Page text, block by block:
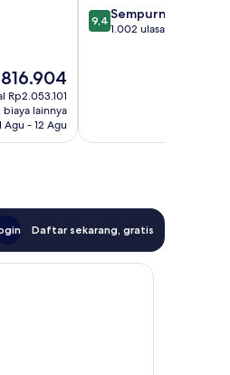
Rp2.053.101
lainnya
Agu - 12 Agu
9.4
dari
9,4 Sempurna
1.002 ulasan
Daftar sekarang, gratis